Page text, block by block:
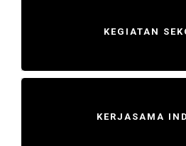
KEGIATAN
KERJASAMA